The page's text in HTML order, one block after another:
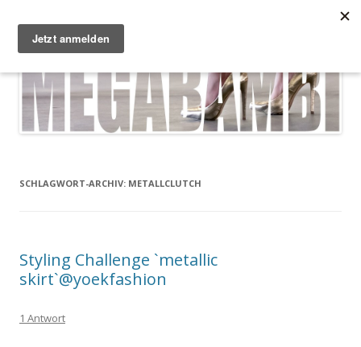
Megabambi
SCHLAGWORT-ARCHIV: METALLCLUTCH
Styling Challenge `metallic
skirt`@yoekfashion
1 Antwort